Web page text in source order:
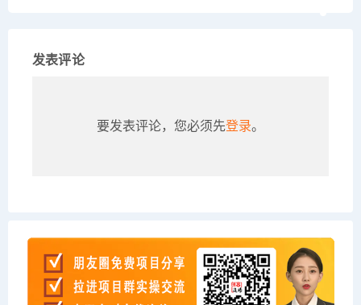
发表评论
要发表评论，您必须先登录。